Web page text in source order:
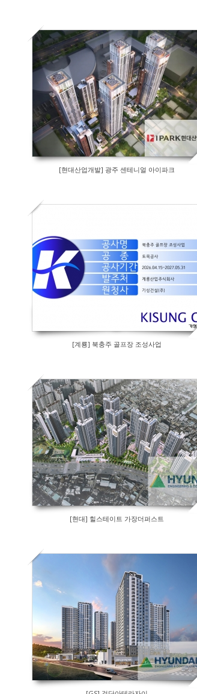
[현대산업개발] 광주 센테니얼 아이파크
[계룡] 북충주 골프장 조성사업
[현대] 힐스테이트 가장더퍼스트